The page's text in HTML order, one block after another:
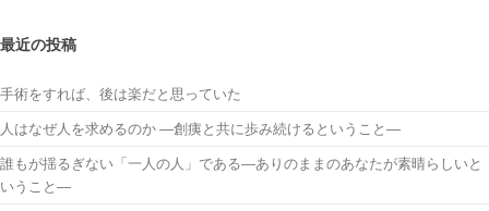
最近の投稿
手術をすれば、後は楽だと思っていた
人はなぜ人を求めるのか ―創痍と共に歩み続けるということ―
誰もが揺るぎない「一人の人」である―ありのままのあなたが素晴らしいと
いうこと―